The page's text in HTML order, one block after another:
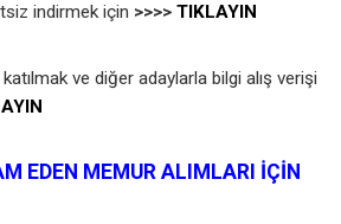
indirmek için >>>> TIKLAYIN
ve diğer adaylarla bilgi alış verişi
EDEN MEMUR ALIMLARI İÇİN